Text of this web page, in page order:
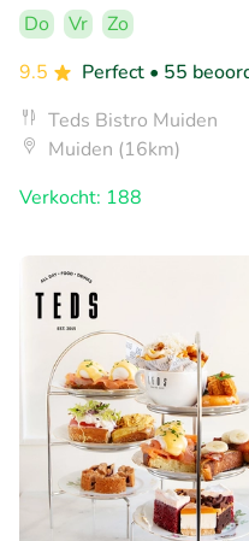
Do Vr
Zo
9.5
Perfect • 55
Teds Bistro Muiden
Muiden (16km)
Verkocht: 188